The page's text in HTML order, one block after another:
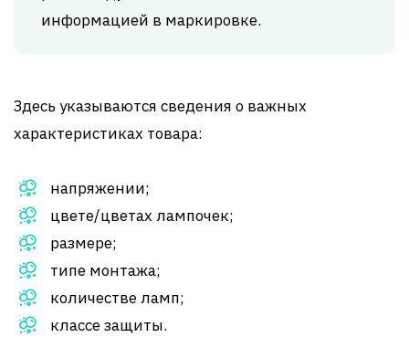
информацией в маркировке.
Здесь указываются сведения о важных
характеристиках товара:
напряжении;
цвете/цветах лампочек;
размере;
типе монтажа;
количестве ламп;
классе защиты.